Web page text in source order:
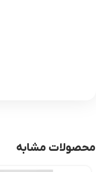
محصولات مشابه